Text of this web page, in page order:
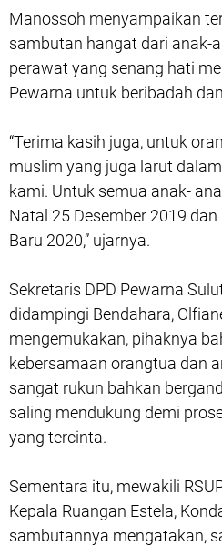
Manossoh menyampaikan
sambutan hangat dari anak-
perawat yang senang hati
Pewarna untuk beribadah
“Terima kasih juga, untuk
muslim yang juga larut
kami. Untuk semua anak-
Natal 25 Desember 2019
Baru 2020,” ujarnya.
Sekretaris DPD Pewarna
didampingi Bendahara,
mengemukakan, pihaknya
kebersamaan orangtua dan
sangat rukun bahkan
saling mendukung demi
yang tercinta.
Sementara itu, mewakili
Kepala Ruangan Estela,
sambutannya mengatakan,